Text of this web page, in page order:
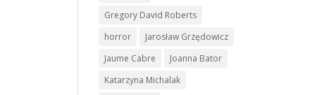
Gregory David Roberts
horror
Jarosław Grzędowicz
Jaume Cabre
Joanna Bator
Katarzyna Michalak